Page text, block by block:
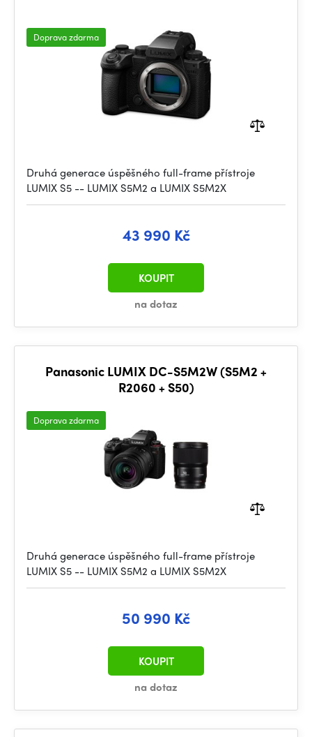
Doprava zdarma
Druhá generace úspěšného full-frame přístroje
LUMIX S5 -- LUMIX S5M2 a LUMIX S5M2X
43 990 Kč
na dotaz
KOUPIT
Panasonic LUMIX DC-S5M2W (S5M2 +
R2060 + S50)
Doprava zdarma
Druhá generace úspěšného full-frame přístroje
LUMIX S5 -- LUMIX S5M2 a LUMIX S5M2X
50 990 Kč
na dotaz
KOUPIT